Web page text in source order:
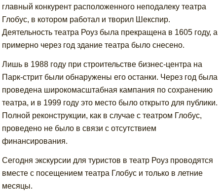
главный конкурент расположенного неподалеку театра
Глобус, в котором работал и творил Шекспир.
Деятельность театра Роуз была прекращена в 1605 году, а
примерно через год здание театра было снесено.
Лишь в 1988 году при строительстве бизнес-центра на
Парк-стрит были обнаружены его останки. Через год была
проведена широкомасштабная кампания по сохранению
театра, и в 1999 году это место было открыто для публики.
Полной реконструкции, как в случае с театром Глобус,
проведено не было в связи с отсутствием
финансирования.
Сегодня экскурсии для туристов в театр Роуз проводятся
вместе с посещением театра Глобус и только в летние
месяцы.